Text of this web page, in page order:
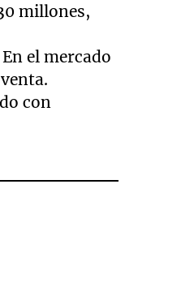
millones,
el mercado
con